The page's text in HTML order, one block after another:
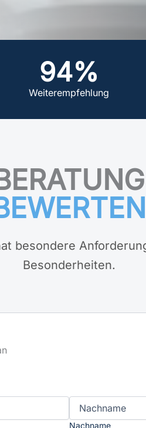
94%
Weiterempfehlung
besondere
Besonderheiten.
Nachname